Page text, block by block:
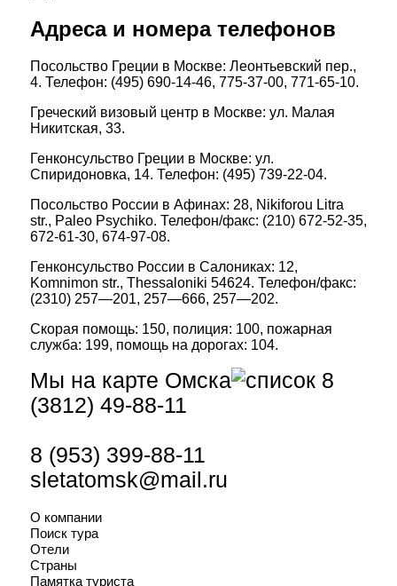
Адреса и номера телефонов
Посольство Греции в Москве: Леонтьевский пер.,
4. Телефон: (495) 690-14-46, 775-37-00, 771-65-10.
Греческий визовый центр в Москве: ул. Малая
Никитская, 33.
Генконсульство Греции в Москве: ул.
Спиридоновка, 14. Телефон: (495) 739-22-04.
Посольство России в Афинах: 28, Nikiforou Litra
str., Paleo Psychiko. Телефон/факс: (210) 672-52-35,
672-61-30, 674-97-08.
Генконсульство России в Салониках: 12,
Komnimon str., Thessaloniki 54624. Телефон/факс:
(2310) 257—201, 257—666, 257—202.
Скорая помощь: 150, полиция: 100, пожарная
служба: 199, помощь на дорогах: 104.
Мы на карте Омска
8
(3812) 49-88-11
8 (953) 399-88-11
sletatomsk@mail.ru
О компании
Поиск тура
Отели
Страны
Памятка туриста